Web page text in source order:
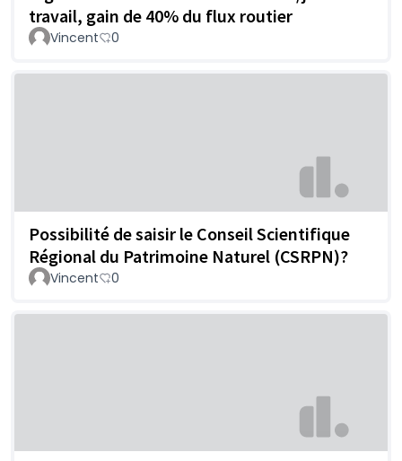
travail, gain de 40% du flux routier
Vincent 0
Possibilité de saisir le Conseil Scientifique
Régional du Patrimoine Naturel (CSRPN)?
Vincent 0